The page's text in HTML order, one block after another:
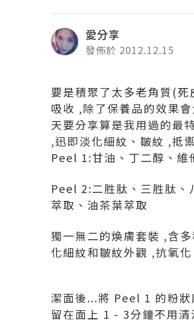
愛分享
發佈於 2012.12.15
要是積聚了太多老角質(
吸收 ,除了保養品的效果
天要分享算是我用過的最
,迅即淡化細紋、皺紋 ,抵
Peel 1:甘油、丁二醇、維
Peel 2:二胜肽、三胜肽、
萃取、油茶葉萃取
獨一無二的煥膚套裝 ,含
化細紋和皺紋外觀 ,抗氧
潔面後...將 Peel 1 的粉
留在面上 1 - 3分鐘不用清